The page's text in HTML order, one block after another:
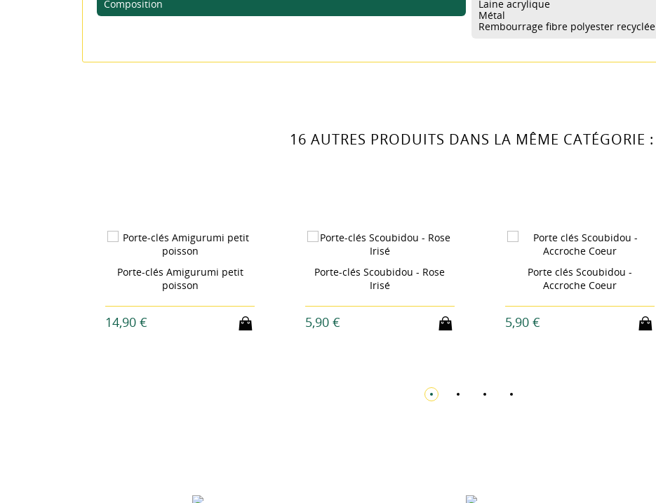
Composition
Laine acrylique
Métal
Rembourrage fibre polyester recyclée
16 AUTRES PRODUITS DANS LA MÊME CATÉGORIE :
Porte-clés Amigurumi petit
poisson
14,90 €
Porte-clés Scoubidou - Rose
Irisé
5,90 €
Porte clés Scoubidou -
Accroche Coeur
5,90 €
add_circle_outlineCréer une nouvelle liste
Annuler Créer une liste d'envies